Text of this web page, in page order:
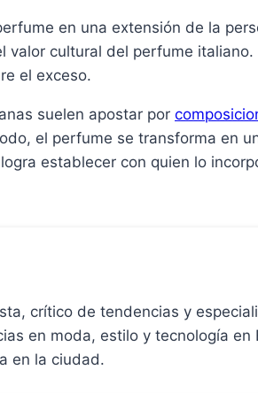
en una extensión de la
valor cultural del perfume
el exceso.
suelen apostar por
el perfume se transforma en
establecer con quien lo
crítico de tendencias y
en moda, estilo y tecnología
en la ciudad.